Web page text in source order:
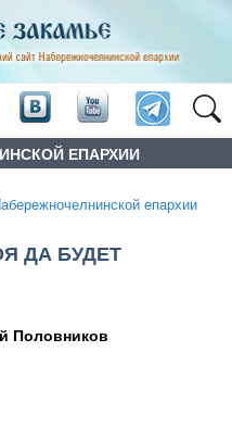
ЕПАРХИИ
епархии
ДА БУДЕТ
Половников